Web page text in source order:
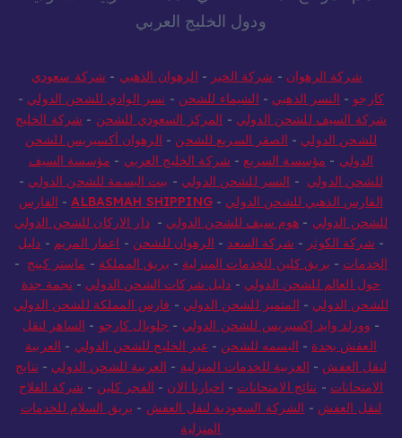
ودول الخليج العربي
شركة الرهوان - شركة الخير - الرهوان الذهبي - شركة سعودي
كارجو - النسر الذهبي - الشيماء للشحن - نسر الوادي للشحن الدولي -
شركة السيف للشحن الدولي - المركز السعودي للشحن - شركة الخليج
للشحن الدولي - الصقر السريع للشحن - الرهوان أكسبريس للشحن
الدولي - مؤسسة السريع - شركة الخليج العربي - مؤسسة السيف
للشحن الدولي - النسر للشحن الدولي - بيت البسمة للشحن الدولي -
الفارس الذهبي للشحن الدولي -
ALBASMAH SHIPPING
- الفارس
للشحن الدولي - هوم سيف للشحن الدولي -دار الاركان للشحن الدولي
- شركة الكوثر - شركة السعد - الرهوان للشحن - اعمار المريم - دليل
الخدمات - بريق كلين للخدمات المنزلية - بريق المملكة - ماستر كينج -
حول العالم للشحن الدولي - دليل شركات الشحن الدولي - نجمة جدة
للشحن الدولي - المتميز للشحن الدولي - فارس المملكة للشحن الدولي
- وورلد وايد إكسبريس للشحن الدولي - جلوبال كارجو - الساهر لنقل
العفش بجدة - البسمه للشحن - عبر الخليج للشحن الدولي - العربية
لنقل العفش - العربية للخدمات المنزلية - العربية للشحن الدولي - نتايج
الامتحانات - نتائج الامتحانات - اخبارنا الان - الفجر كلين - شركة الفلاح
لنقل العفش - الشركة السعودية لنقل العفش - بريق السلام للخدمات
المنزلية